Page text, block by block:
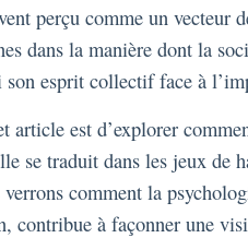
perçu comme un vecteur
dans la manière dont la
son esprit collectif face à
article est d’explorer
se traduit dans les jeux de
comment la
contribue à façonner une